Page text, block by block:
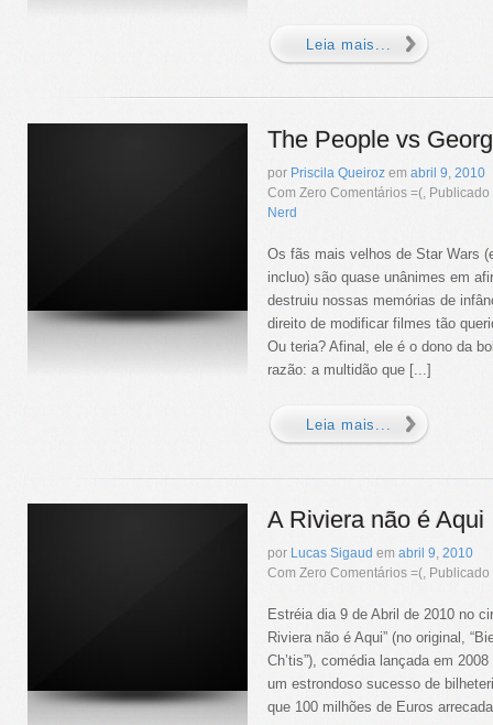
Leia mais...
The People vs
por Priscila Queiroz em abril 9, 2010
Com Zero Comentários =(,
Nerd
Os fãs mais velhos de Star Wars
incluo) são quase unânimes em
destruiu nossas memórias de
direito de modificar filmes tão
Ou teria? Afinal, ele é o dono da
razão: a multidão que [...]
Leia mais...
A Riviera não é Aqui
por Lucas Sigaud em abril 9 2010
Com Zero Comentários =(,
Estréia dia 9 de Abril de 2010 no
Riviera não é Aqui” (no original,
Ch’tis”), comédia lançada em
um estrondoso sucesso de
que 100 milhões de Euros